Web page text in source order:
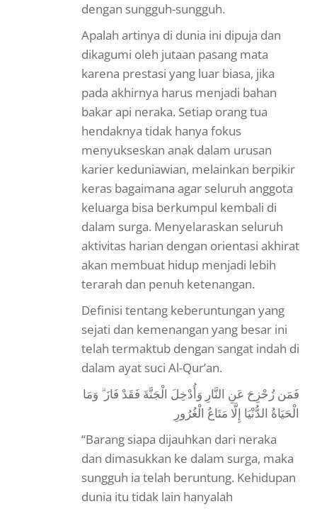
dengan sungguh-sungguh.
Apalah artinya di dunia ini dipuja dan
dikagumi oleh jutaan pasang mata
karena prestasi yang luar biasa, jika
pada akhirnya harus menjadi bahan
bakar api neraka. Setiap orang tua
hendaknya tidak hanya fokus
menyukseskan anak dalam urusan
karier keduniawian, melainkan berpikir
keras bagaimana agar seluruh anggota
keluarga bisa berkumpul kembali di
dalam surga. Menyelaraskan seluruh
aktivitas harian dengan orientasi akhirat
akan membuat hidup menjadi lebih
terarah dan penuh ketenangan.
Definisi tentang keberuntungan yang
sejati dan kemenangan yang besar ini
telah termaktub dengan sangat indah di
dalam ayat suci Al-Qur’an.
فَمَن زُحْزِحَ عَنِ النَّارِ وَأُدْخِلَ الْجَنَّةَ فَقَدْ فَازَ ۗ وَمَا
الْحَيَاةُ الدُّنْيَا إِلَّا مَتَاعُ الْغُرُورِ
“Barang siapa dijauhkan dari neraka
dan dimasukkan ke dalam surga, maka
sungguh ia telah beruntung. Kehidupan
dunia itu tidak lain hanyalah